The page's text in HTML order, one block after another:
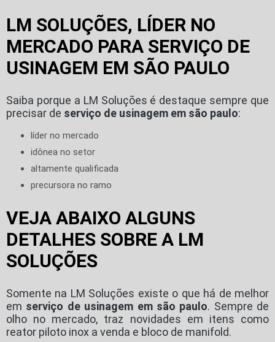
LM SOLUÇÕES, LÍDER NO
MERCADO PARA SERVIÇO DE
USINAGEM EM SÃO PAULO
Saiba porque a LM Soluções é destaque sempre que
precisar de serviço de usinagem em são paulo:
líder no mercado
idônea no setor
altamente qualificada
precursora no ramo
VEJA ABAIXO ALGUNS
DETALHES SOBRE A LM
SOLUÇÕES
Somente na LM Soluções existe o que há de melhor
em serviço de usinagem em são paulo. Sempre de
olho no mercado, traz novidades em itens como
reator piloto inox a venda e bloco de manifold.